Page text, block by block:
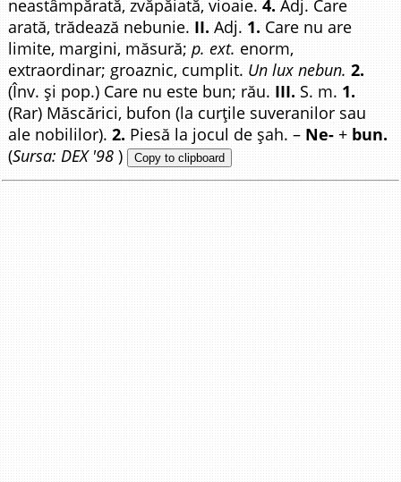
neastâmpărată, zvăpăiată, vioaie.4. Adj. Care
arată, trădează nebunie. II. Adj. 1. Care nu are
limite, margini, măsură;p. ext. enorm,
extraordinar; groaznic, cumplit. Un lux nebun. 2.
(Înv. și pop.) Care nu este bun; rău. III. S. m. 1.
(Rar) Măscărici, bufon (la curțile suveranilor sau
ale nobililor).2. Piesă la jocul de șah. – Ne- + bun.
(Sursa: DEX '98 ) Copy to clipboard